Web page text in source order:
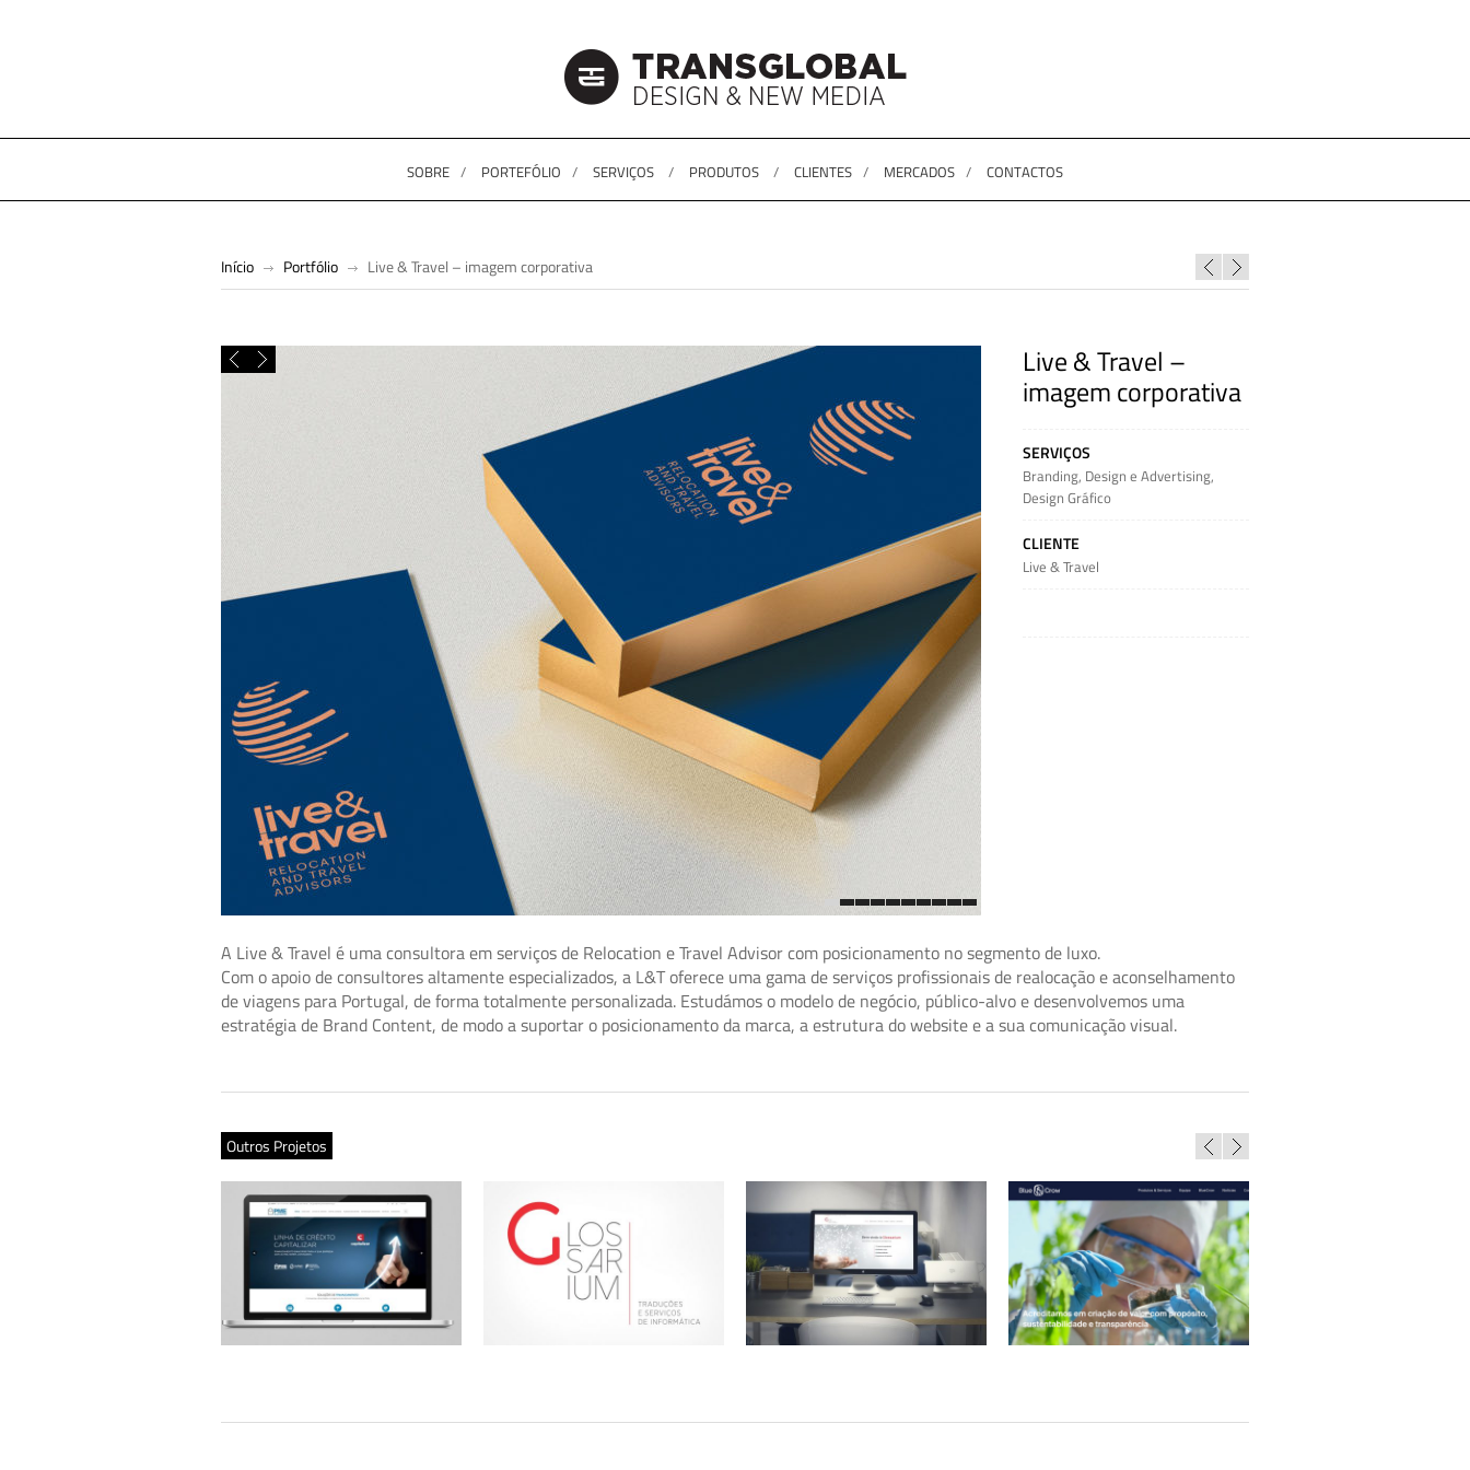
SOBRE PORTEFÓLIO SERVIÇOS PRODUTOS CLIENTES MERCADOS CONTACTOS
Início Portfólio Live & Travel – imagem corporativa
1 2 3 4 5 6 7 8 9 10
Live & Travel –
imagem corporativa
SERVIÇOS
Branding, Design e Advertising,
Design Gráfico
CLIENTE
Live & Travel
A Live & Travel é uma consultora em serviços de Relocation e Travel Advisor com posicionamento no segmento de luxo.
Com o apoio de consultores altamente especializados, a L&T oferece uma gama de serviços profissionais de realocação e aconselhamento
de viagens para Portugal, de forma totalmente personalizada. Estudámos o modelo de negócio, público-alvo e desenvolvemos uma
estratégia de Brand Content, de modo a suportar o posicionamento da marca, a estrutura do website e a sua comunicação visual.
Outros Projetos